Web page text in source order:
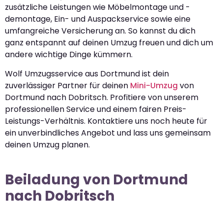
zusätzliche Leistungen wie Möbelmontage und -
demontage, Ein- und Auspackservice sowie eine
umfangreiche Versicherung an. So kannst du dich
ganz entspannt auf deinen Umzug freuen und dich um
andere wichtige Dinge kümmern.
Wolf Umzugsservice aus Dortmund ist dein
zuverlässiger Partner für deinen Mini-Umzug von
Dortmund nach Dobritsch. Profitiere von unserem
professionellen Service und einem fairen Preis-
Leistungs-Verhältnis. Kontaktiere uns noch heute für
ein unverbindliches Angebot und lass uns gemeinsam
deinen Umzug planen.
Beiladung von Dortmund
nach Dobritsch